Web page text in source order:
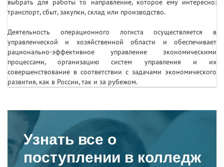
транспорт, сбыт, закупки, склад или производство.
Деятельность операционного логиста осуществляется в
управленческой и хозяйственной области и обеспечивает
рационально-эффективное управление экономическими
процессами, организацию систем управления и их
совершенствование в соответствии с задачами экономического
развития, как в России, так и за рубежом.
Узнать все о
поступлении в колледж